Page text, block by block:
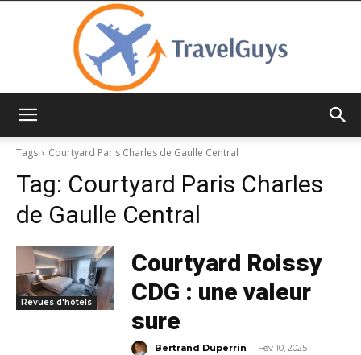
Tags
Courtyard Paris Charles de Gaulle Central
Tag: Courtyard Paris Charles
de Gaulle Central
Revues d'hôtels
Courtyard Roissy
CDG : une valeur
sure
Bertrand Duperrin - Fév 10, 2025